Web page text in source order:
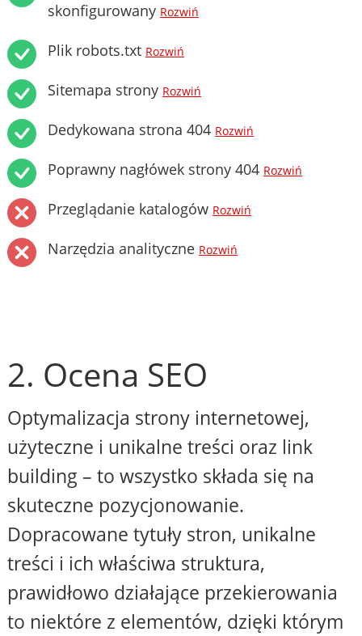
skonfigurowany Rozwiń
Plik robots.txt Rozwiń
Sitemapa strony Rozwiń
Dedykowana strona 404 Rozwiń
Poprawny nagłówek strony 404 Rozwiń
Przeglądanie katalogów Rozwiń
Narzędzia analityczne Rozwiń
2. Ocena SEO
Optymalizacja strony internetowej,
użyteczne i unikalne treści oraz link
building – to wszystko składa się na
skuteczne pozycjonowanie.
Dopracowane tytuły stron, unikalne
treści i ich właściwa struktura,
prawidłowo działające przekierowania
to niektóre z elementów, dzięki którym